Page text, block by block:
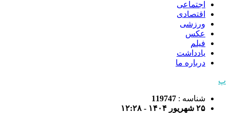
اجتماعی
اقتصادی
ورزشی
عکس
فیلم
یادداشت
درباره ما
پ
شناسه : 119747
۲۵ شهریور ۱۴۰۴ - ۱۲:۲۸